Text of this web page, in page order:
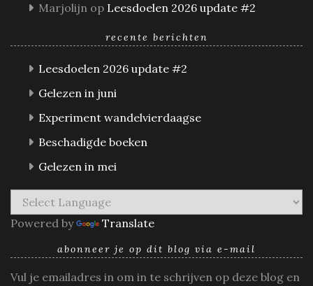
Marjolijn op Leesdoelen 2026 update #2
recente berichten
Leesdoelen 2026 update #2
Gelezen in juni
Experiment wandelvierdaagse
Beschadigde boeken
Gelezen in mei
Powered by Translate
abonneer je op dit blog via e-mail
Vul je emailadres in om in te schrijven op deze blog en